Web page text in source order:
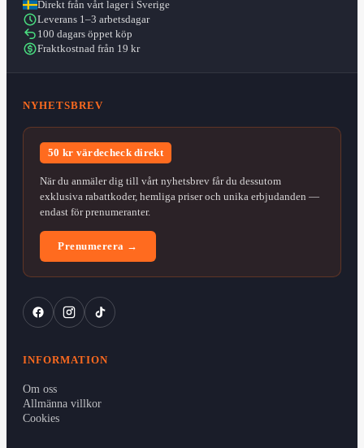
Direkt från vårt lager i Sverige
Leverans 1–3 arbetsdagar
100 dagars öppet köp
Fraktkostnad från 19 kr
NYHETSBREV
50 kr värdecheck direkt
När du anmäler dig till vårt nyhetsbrev får du dessutom
exklusiva rabattkoder, hemliga priser och unika erbjudanden —
endast för prenumeranter.
Prenumerera →
INFORMATION
Om oss
Allmänna villkor
Cookies